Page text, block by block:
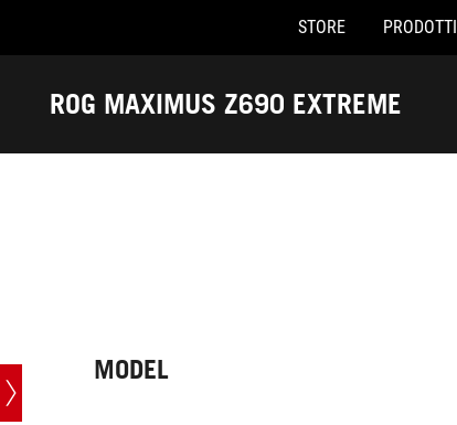
Accessibility links
STORE PRODOTTI
ROG MAXIMUS Z690 EXTREME
Specifiche
MODEL